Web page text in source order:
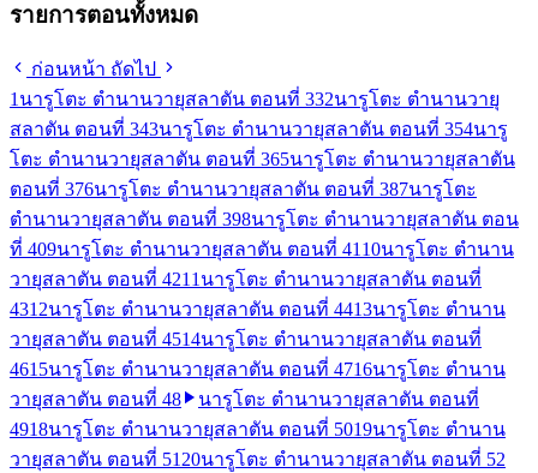
รายการตอนทั้งหมด
ก่อนหน้า ถัดไป
1 นารูโตะ ตำนานวายุสลาตัน ตอนที่ 332นารูโตะ ตำนานวายุ
สลาตัน ตอนที่ 343นารูโตะ ตำนานวายุสลาตัน ตอนที่ 354นารู
โตะ ตำนานวายุสลาตัน ตอนที่ 365นารูโตะ ตำนานวายุสลาตัน
ตอนที่ 376นารูโตะ ตำนานวายุสลาตัน ตอนที่ 387นารูโตะ
ตำนานวายุสลาตัน ตอนที่ 398นารูโตะ ตำนานวายุสลาตัน ตอน
ที่ 409นารูโตะ ตำนานวายุสลาตัน ตอนที่ 41 10นารูโตะ ตำนาน
วายุสลาตัน ตอนที่ 4211 นารูโตะ ตำนานวายุสลาตัน ตอนที่
4312นารูโตะ ตำนานวายุสลาตัน ตอนที่ 4413นารูโตะ ตำนาน
วายุสลาตัน ตอนที่ 4514นารูโตะ ตำนานวายุสลาตัน ตอนที่
4615นารูโตะ ตำนานวายุสลาตัน ตอนที่ 4716นารูโตะ ตำนาน
วายุสลาตัน ตอนที่ 48
นารูโตะ ตำนานวายุสลาตัน ตอนที่
4918นารูโตะ ตำนานวายุสลาตัน ตอนที่ 5019นารูโตะ ตำนาน
วายุสลาตัน ตอนที่ 51 20นารูโตะ ตำนานวายุสลาตัน ตอนที่ 52